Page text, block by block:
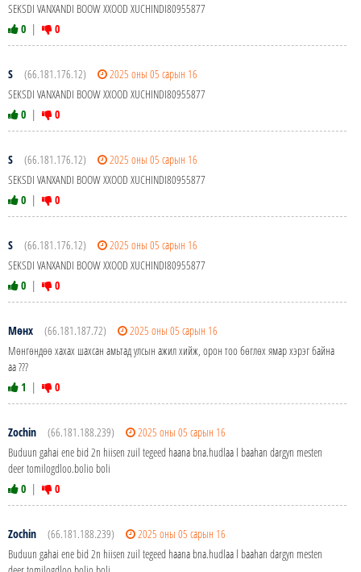
SEKSDI VANXANDI BOOW XXOOD XUCHINDI80955877
0 | 0
S (66.181.176.12)
2025 оны 05 сарын 16
SEKSDI VANXANDI BOOW XXOOD XUCHINDI80955877
0 | 0
S (66.181.176.12)
2025 оны 05 сарын 16
SEKSDI VANXANDI BOOW XXOOD XUCHINDI80955877
0 | 0
S (66.181.176.12)
2025 оны 05 сарын 16
SEKSDI VANXANDI BOOW XXOOD XUCHINDI80955877
0 | 0
Мөнх (66.181.187.72)
2025 оны 05 сарын 16
Мөнгөндөө хахах шахсан амьтад улсын ажил хийж, орон тоо бөглөх ямар хэрэг байна
аа ???
1 | 0
Zochin (66.181.188.239)
2025 оны 05 сарын 16
Buduun gahai ene bid 2n hiisen zuil tegeed haana bna.hudlaa l baahan dargyn mesten
deer tomilogdloo.bolio boli
0 | 0
Zochin (66.181.188.239)
2025 оны 05 сарын 16
Buduun gahai ene bid 2n hiisen zuil tegeed haana bna.hudlaa l baahan dargyn mesten